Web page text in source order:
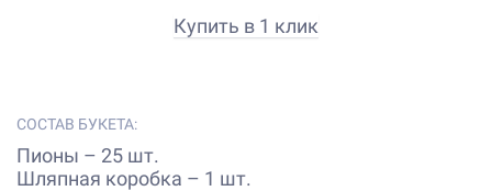
Купить в 1 клик
СОСТАВ БУКЕТА:
Пионы – 25 шт.
Шляпная коробка – 1 шт.